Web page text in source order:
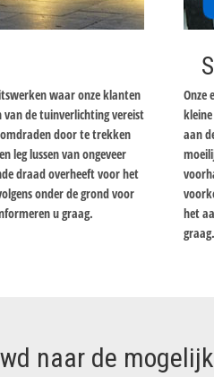
waar onze klanten
van de tuinverlichting vereist
door te trekken
leg lussen van ongeveer
draad overheeft voor het
onder de grond voor
u graag.
Onze
aan
het
graag.
naar de